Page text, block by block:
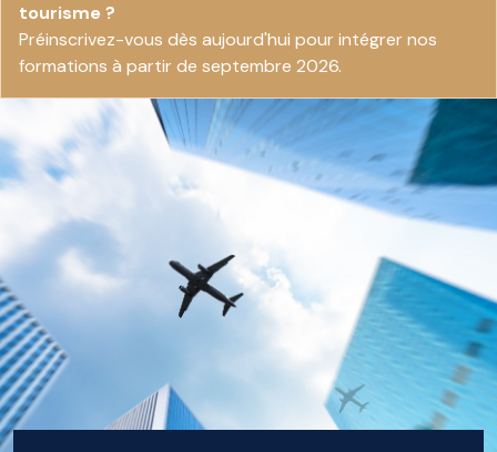
tourisme ?
Préinscrivez-vous dès aujourd'hui pour intégrer nos
formations à partir de septembre 2026.